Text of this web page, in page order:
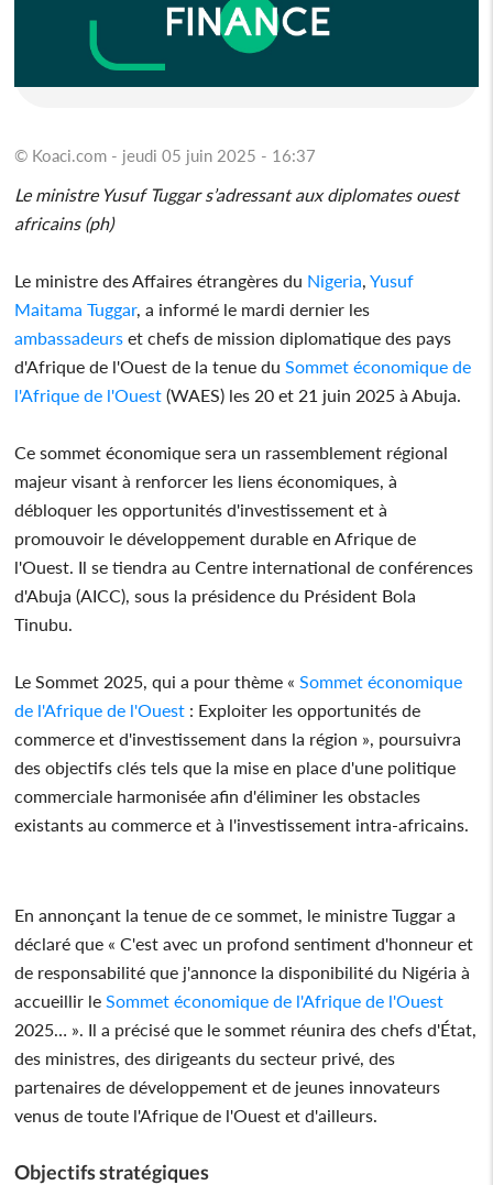
© Koaci.com - jeudi 05 juin 2025 - 16:37
Le ministre Yusuf Tuggar s’adressant aux diplomates ouest
africains (ph)
Le ministre des Affaires étrangères du Nigeria Yusuf
Maitama Tuggar, a informé le mardi dernier les
ambassadeurs et chefs de mission diplomatique des pays
d'Afrique de l'Ouest de la tenue du Sommet économique de
l'Afrique de l'Ouest (WAES) les 20 et 21 juin 2025 à Abuja.
Ce sommet économique sera un rassemblement régional
majeur visant à renforcer les liens économiques, à
débloquer les opportunités d'investissement et à
promouvoir le développement durable en Afrique de
l'Ouest. Il se tiendra au Centre international de conférences
d'Abuja (AICC), sous la présidence du Président Bola
Tinubu.
Le Sommet 2025, qui a pour thème « Sommet économique
de l'Afrique de l'Ouest : Exploiter les opportunités de
commerce et d'investissement dans la région », poursuivra
des objectifs clés tels que la mise en place d'une politique
commerciale harmonisée afin d'éliminer les obstacles
existants au commerce et à l'investissement intra-africains.
En annonçant la tenue de ce sommet, le ministre Tuggar a
déclaré que « C'est avec un profond sentiment d'honneur et
de responsabilité que j'annonce la disponibilité du Nigéria à
accueillir le Sommet économique de l'Afrique de l'Ouest
2025… ». Il a précisé que le sommet réunira des chefs d'État,
des ministres, des dirigeants du secteur privé, des
partenaires de développement et de jeunes innovateurs
venus de toute l'Afrique de l'Ouest et d'ailleurs.
Objectifs stratégiques